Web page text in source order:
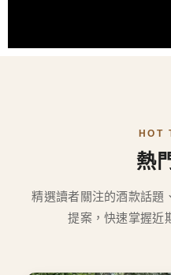
HOT
熱
精選讀者關注的酒款話題
提案，快速掌握近